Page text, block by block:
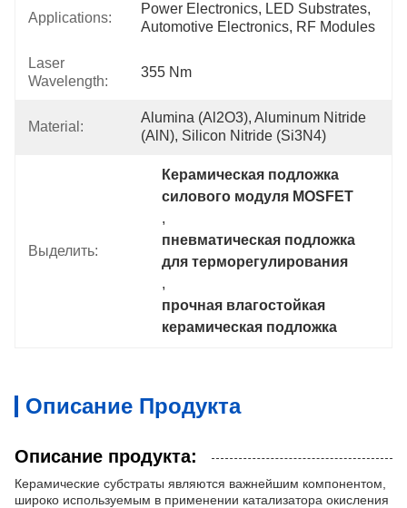
Applications:
Power Electronics, LED Substrates,
Automotive Electronics, RF Modules
Laser
Wavelength:
355 Nm
Material:
Alumina (Al2O3), Aluminum Nitride
(AlN), Silicon Nitride (Si3N4)
Выделить:
Керамическая подложка
силового модуля MOSFET
,
пневматическая подложка
для терморегулирования
,
прочная влагостойкая
керамическая подложка
Описание Продукта
Описание продукта:
Керамические субстраты являются важнейшим компонентом,
широко используемым в применении катализатора окисления